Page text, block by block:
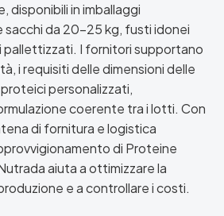
disponibili in imballaggi
da 20–25 kg, fusti idonei
pallettizzati. I fornitori supportano
i requisiti delle dimensioni delle
personalizzati,
coerente tra i lotti. Con
di fornitura e logistica
di Proteine
aiuta a ottimizzare la
e a controllare i costi.